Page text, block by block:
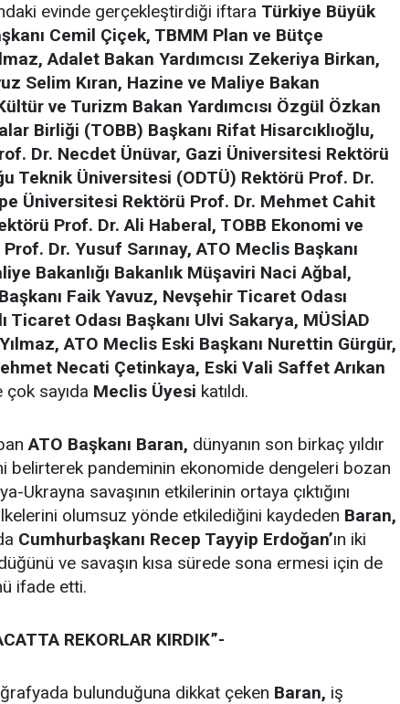
evinde gerçekleştirdiği iftara Türkiye Büyük
Cemil Çiçek, TBMM Plan ve Bütçe
Adalet Bakan Yardımcısı Zekeriya Birkan,
Selim Kıran, Hazine ve Maliye Bakan
ve Turizm Bakan Yardımcısı Özgül Özkan
Birliği (TOBB) Başkanı Rifat Hisarcıklıoğlu,
Dr. Necdet Ünüvar, Gazi Üniversitesi Rektörü
Teknik Üniversitesi (ODTÜ) Rektörü Prof. Dr.
Üniversitesi Rektörü Prof. Dr. Mehmet Cahit
Prof. Dr. Ali Haberal, TOBB Ekonomi ve
Dr. Yusuf Sarınay, ATO Meclis Başkanı
Bakanlığı Bakanlık Müşaviri Naci Ağbal,
Faik Yavuz, Nevşehir Ticaret Odası
Ticaret Odası Başkanı Ulvi Sakarya, MÜSİAD
ATO Meclis Eski Başkanı Nurettin Gürgür,
Necati Çetinkaya, Eski Vali Saffet Arıkan
çok sayıda Meclis Üyesi katıldı.
ATO Başkanı Baran, dünyanın son birkaç yıldır
belirterek pandeminin ekonomide dengeleri bozan
Ukrayna savaşının etkilerinin ortaya çıktığını
olumsuz yönde etkilediğini kaydeden Baran,
Cumhurbaşkanı Recep Tayyip Erdoğan’ın iki
ve savaşın kısa sürede sona ermesi için de
ifade etti.
REKORLAR KIRDIK”-
bulunduğuna dikkat çeken Baran, iş